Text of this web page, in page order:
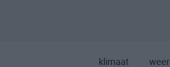
klimaat weer